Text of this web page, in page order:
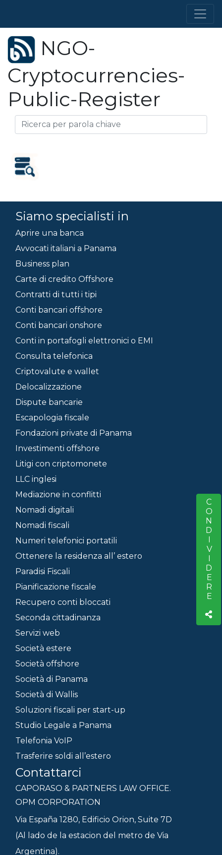
NGO-
Cryptocurrencies-
Public-Register
CONDIVIDERE
Siamo specialisti in
Aprire una banca
Avvocati italiani a Panama
Business plan
Carte di credito Offshore
Contratti di tutti i tipi
Conti bancari offshore
Conti bancari onshore
Conti in portafogli elettronici o EMI
Consulta telefonica
Criptovalute e wallet
Delocalizzazione
Dispute bancarie
Escapologia fiscale
Fondazioni private di Panama
Investimenti offshore
Litigi con criptomonete
LLC inglesi
Mediazione in conflitti
Nomadi digitali
Nomadi fiscali
Numeri telefonici portatili
Ottenere la residenza all’ estero
Paradisi Fiscali
Pianificazione fiscale
Recupero conti bloccati
Seconda cittadinanza
Servizi web
Società estere
Società offshore
Società di Panama
Società di Wallis
Soluzioni fiscali per start-up
Studio Legale a Panama
Telefonia VoIP
Trasferire soldi all’estero
Contattarci
CAPORASO & PARTNERS LAW OFFICE.
OPM CORPORATION
Via España 1280, Edificio Orion, Suite 7D
(Al lado de la estacion del metro de Via
Argentina).